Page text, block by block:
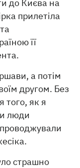
до Києва на
прилетіла
її
а потім
другом. Без
того, як я
люди
страшно